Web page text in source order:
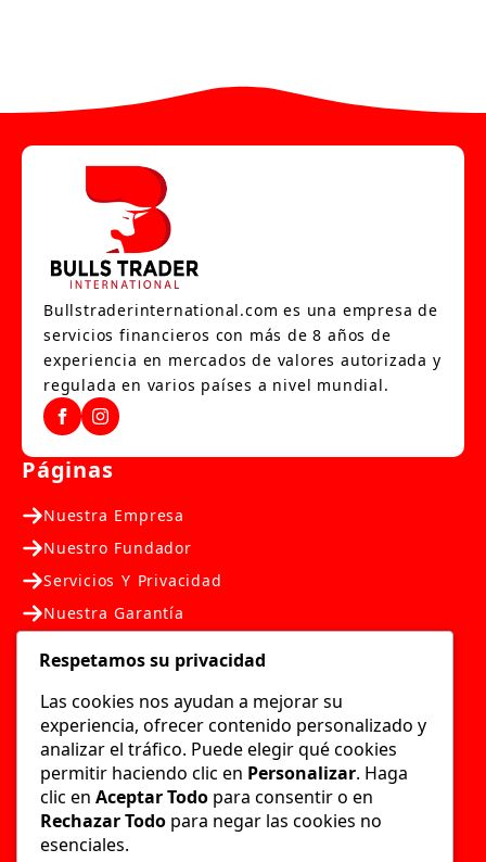
Bullstraderinternational.com es una empresa de
servicios financieros con más de 8 años de
experiencia en mercados de valores autorizada y
regulada en varios países a nivel mundial.
Páginas
Nuestra Empresa
Nuestro Fundador
Servicios Y Privacidad
Nuestra Garantía
Nosotros
Contáctanos
Preguntas Frecuentes
Legal
Respetamos su privacidad
Las cookies nos ayudan a mejorar su
experiencia, ofrecer contenido personalizado y
analizar el tráfico. Puede elegir qué cookies
permitir haciendo clic en Personalizar. Haga
clic en Aceptar Todo para consentir o en
Rechazar Todo para negar las cookies no
esenciales.